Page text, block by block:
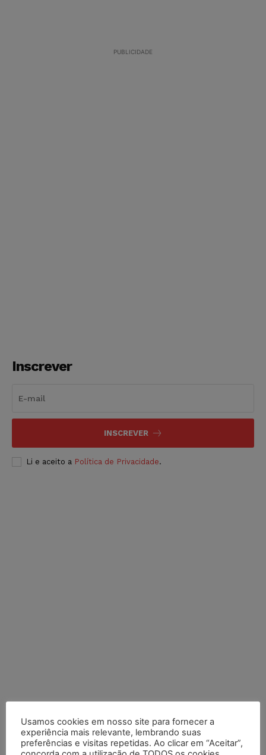
PUBLICIDADE
Inscrever
INSCREVER
Li e aceito a Política de Privacidade.
Usamos cookies em nosso site para fornecer a
experiência mais relevante, lembrando suas
preferências e visitas repetidas. Ao clicar em “Aceitar”,